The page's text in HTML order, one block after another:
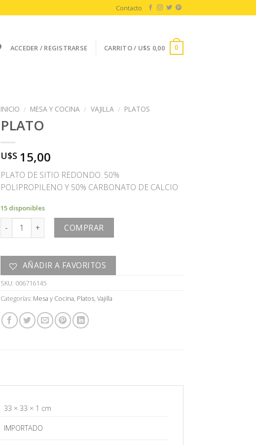
Contacto
ACCEDER / REGISTRARSE CARRITO / U$S 0,00 0
INICIO / MESA Y COCINA / VAJILLA / PLATOS
PLATO
U$S 15,00
PLATO DE SITIO REDONDO. 50%
POLIPROPILENO Y 50% CARBONATO DE CALCIO
15 disponibles
PLATO cantidad COMPRAR
AÑADIR A FAVORITOS
SKU: 006716145
Categorías: Mesa y Cocina, Platos,Vajilla
33 × 33 × 1 cm
IMPORTADO